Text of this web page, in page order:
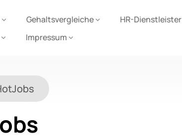
Gehaltsvergleiche HR-Dienstleister
Impressum